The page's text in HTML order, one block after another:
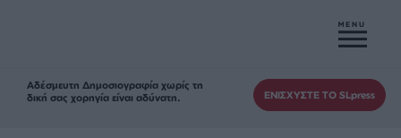
MENU
Αδέσμευτη Δημοσιογραφία χωρίς τη
δική σας χορηγία είναι αδύνατη.
ΕΝΙΣΧΥΣΤΕ ΤΟ SLpress